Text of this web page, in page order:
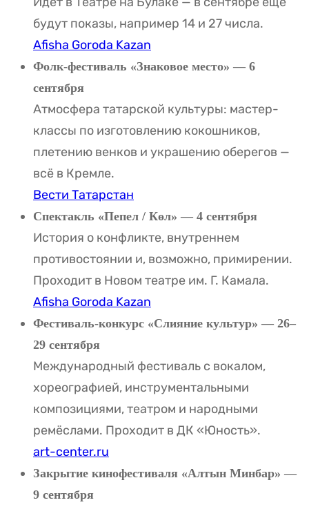
будут показы, например 14 и 27 числа.
Afisha Goroda Kazan
Фолк-фестиваль «Знаковое место» — 6
сентября
Атмосфера татарской культуры: мастер-
классы по изготовлению кокошников,
плетению венков и украшению оберегов —
всё в Кремле.
Вести Татарстан
Спектакль «Пепел / Көл» — 4 сентября
История о конфликте, внутреннем
противостоянии и, возможно, примирении.
Проходит в Новом театре им. Г. Камала.
Afisha Goroda Kazan
Фестиваль-конкурс «Слияние культур» — 26–
29 сентября
Международный фестиваль с вокалом,
хореографией, инструментальными
композициями, театром и народными
ремёслами. Проходит в ДК «Юность».
art-center.ru
Закрытие кинофестиваля «Алтын Минбар» —
9 сентября